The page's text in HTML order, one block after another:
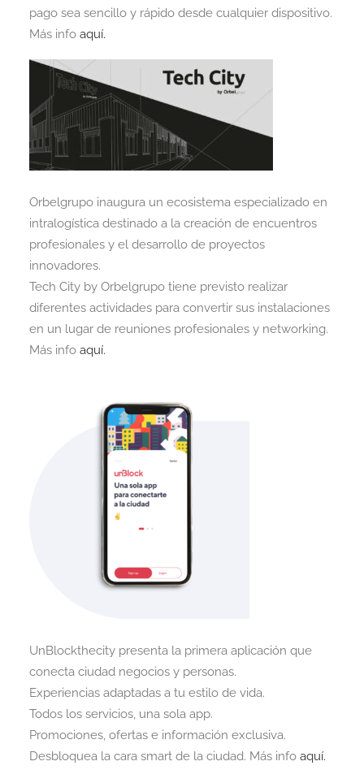
pago sea sencillo y rápido desde cualquier dispositivo.
Más info aquí.
Orbelgrupo inaugura un ecosistema especializado en
intralogística destinado a la creación de encuentros
profesionales y el desarrollo de proyectos
innovadores.
Tech City by Orbelgrupo tiene previsto realizar
diferentes actividades para convertir sus instalaciones
en un lugar de reuniones profesionales y networking.
Más info aquí.
UnBlockthecity presenta la primera aplicación que
conecta ciudad negocios y personas.
Experiencias adaptadas a tu estilo de vida.
Todos los servicios, una sola app.
Promociones, ofertas e información exclusiva.
Desbloquea la cara smart de la ciudad. Más info aquí.